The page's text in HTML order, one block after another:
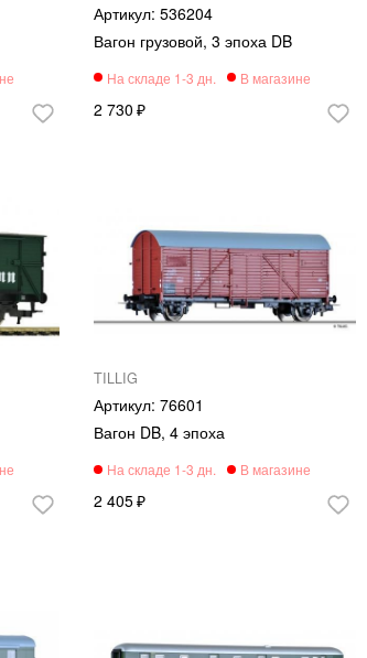
536204
Вагон грузовой, 3 эпоха DB
2 730
TILLIG
76601
Вагон DB, 4 эпоха
2 405